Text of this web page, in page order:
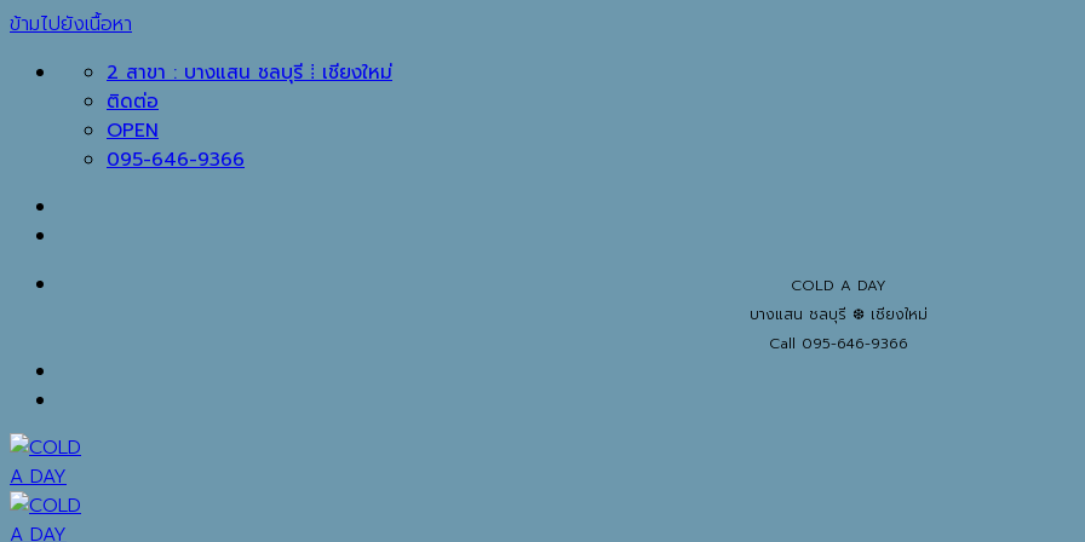
ข้ามไปยังเนื้อหา
2 สาขา : บางแสน ชลบุรี ⁞ เชียงใหม่
ติดต่อ
OPEN
095-646-9366
COLD A DAY
บางแสน ชลบุรี ❆ เชียงใหม่
Call 095-646-9366